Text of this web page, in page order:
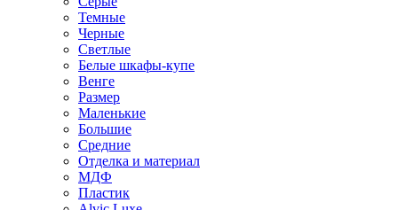
Темные
Черные
Светлые
Белые шкафы-купе
Венге
Размер
Маленькие
Большие
Средние
Отделка и материал
МДФ
Пластик